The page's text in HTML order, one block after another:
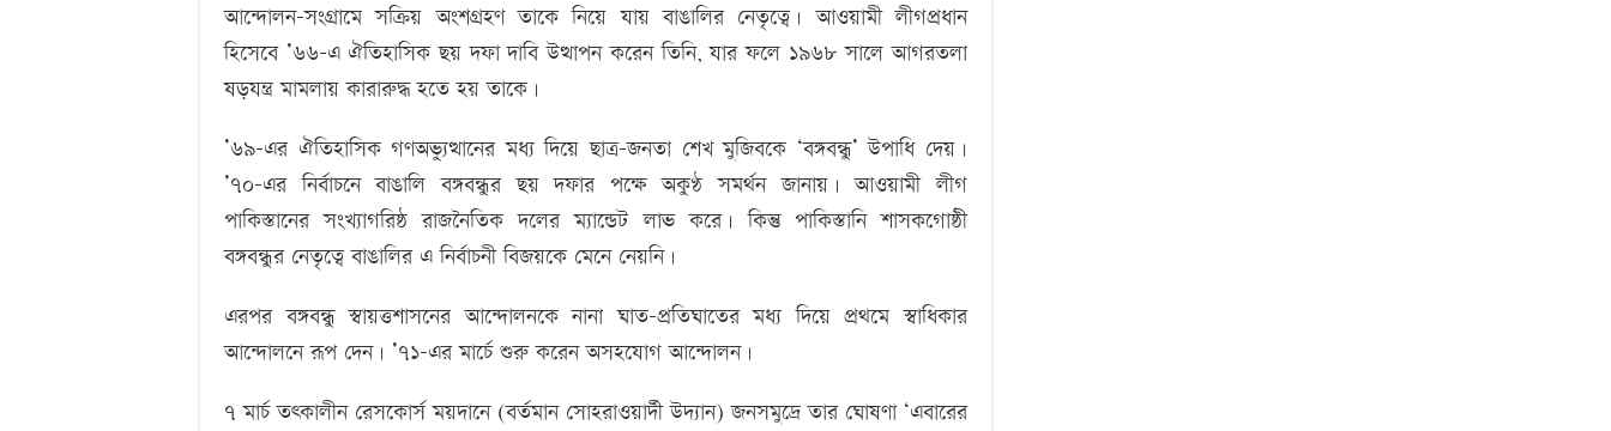
আন্দোলন-সংগ্রামে সক্রিয় অংশগ্রহণ তাকে নিয়ে যায় বাঙালির নেতৃত্বে। আওয়ামী লীগপ্রধান
হিসেবে ’৬৬-এ ঐতিহাসিক ছয় দফা দাবি উত্থাপন করেন তিনি, যার ফলে ১৯৬৮ সালে আগরতলা
ষড়যন্ত্র মামলায় কারারুদ্ধ হতে হয় তাকে।
’৬৯-এর ঐতিহাসিক গণঅভ্যুত্থানের মধ্য দিয়ে ছাত্র-জনতা শেখ মুজিবকে ‘বঙ্গবন্ধু’ উপাধি দেয়।
’৭০-এর নির্বাচনে বাঙালি বঙ্গবন্ধুর ছয় দফার পক্ষে অকুণ্ঠ সমর্থন জানায়। আওয়ামী লীগ
পাকিস্তানের সংখ্যাগরিষ্ঠ রাজনৈতিক দলের ম্যান্ডেট লাভ করে। কিন্তু পাকিস্তানি শাসকগোষ্ঠী
বঙ্গবন্ধুর নেতৃত্বে বাঙালির এ নির্বাচনী বিজয়কে মেনে নেয়নি।
এরপর বঙ্গবন্ধু স্বায়ত্তশাসনের আন্দোলনকে নানা ঘাত-প্রতিঘাতের মধ্য দিয়ে প্রথমে স্বাধিকার
আন্দোলনে রূপ দেন। ’৭১-এর মার্চে শুরু করেন অসহযোগ আন্দোলন।
৭ মার্চ তৎকালীন রেসকোর্স ময়দানে (বর্তমান সোহরাওয়ার্দী উদ্যান) জনসমুদ্রে তার ঘোষণা ‘এবারের